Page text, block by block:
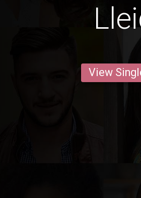
View